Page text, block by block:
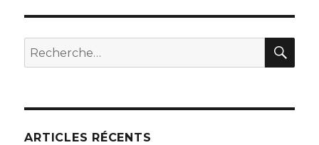
Recherche
pour
ARTICLES RÉCENTS